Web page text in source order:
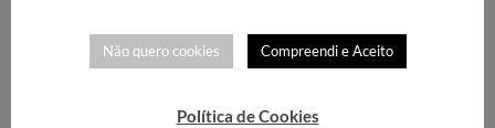
Não quero cookies Compreendi e Aceito
Política de Cookies